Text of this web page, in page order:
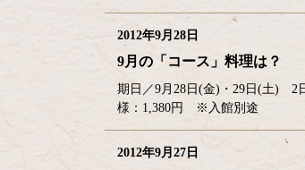
2012年9月28日
9月の「コース」料理は？
期日／9月28日(金)・29日(土) 2
様：1,380円 ※入館別
2012年9月27日